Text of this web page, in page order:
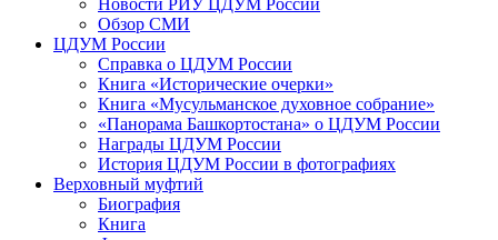
Новости РИУ ЦДУМ России
Обзор СМИ
ЦДУМ России
Справка о ЦДУМ России
Книга «Исторические очерки»
Книга «Мусульманское духовное собрание»
«Панорама Башкортостана» о ЦДУМ России
Награды ЦДУМ России
История ЦДУМ России в фотографиях
Верховный муфтий
Биография
Книга